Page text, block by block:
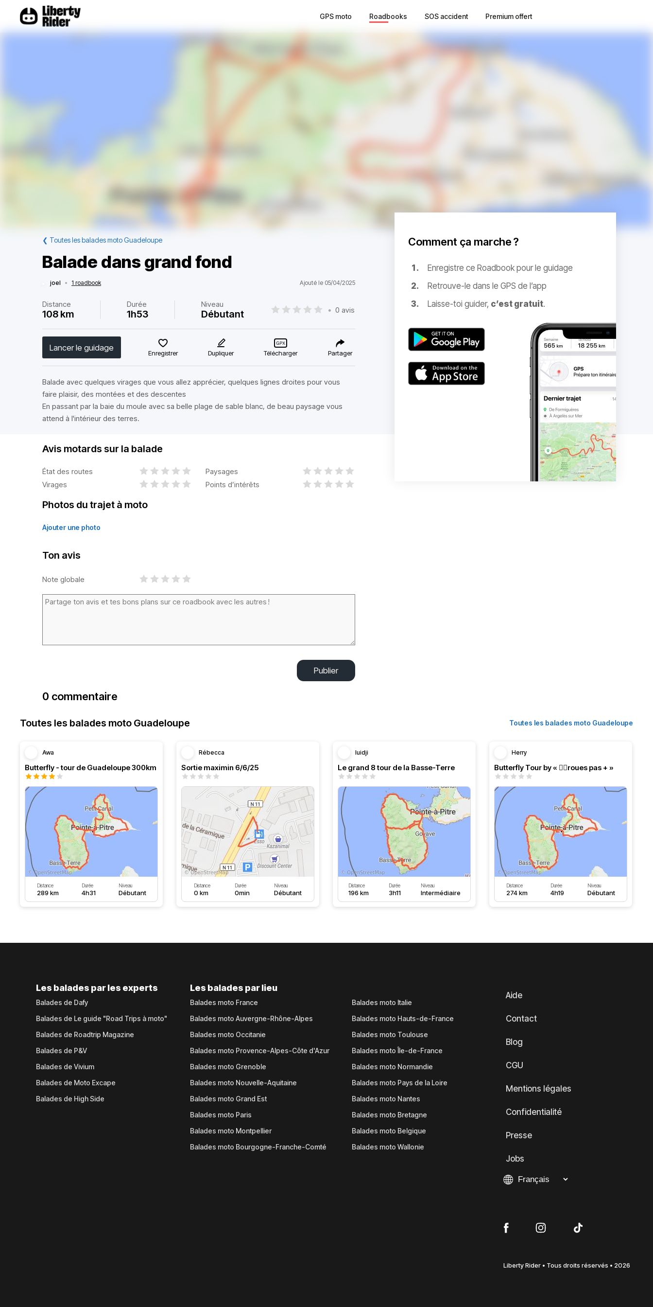
GPS moto Roadbooks SOS accident Premium offert
❮ Toutes les balades moto Guadeloupe
Balade dans grand fond
joel • 1 roadbook Ajouté le 05/04/2025
Distance
108 km
Durée
1h53
Niveau
Débutant • 0 avis
Lancer le guidage
Enregistrer Dupliquer Télécharger Partager
Balade avec quelques virages que vous allez apprécier, quelques lignes droites pour vous
faire plaisir, des montées et des descentes
En passant par la baie du moule avec sa belle plage de sable blanc, de beau paysage vous
attend à l'intérieur des terres.
Comment ça marche ?
Enregistre ce Roadbook pour le guidage
Retrouve-le dans le GPS de l’app
Laisse-toi guider, c’est gratuit.
Avis motards sur la balade
État des routes
Paysages
Virages
Points d’intérêts
Photos du trajet à moto
Ajouter une photo
Ton avis
Note globale
Publier
0 commentaire
Toutes les balades moto Guadeloupe Toutes les balades moto Guadeloupe
Awa
Butterfly - tour de Guadeloupe 300km
Distance
289 km
Durée
4h31
Niveau
Débutant
Rébecca
Sortie maximin 6/6/25
Distance
0 km
Durée
0min
Niveau
Débutant
luidji
Le grand 8 tour de la Basse-Terre
Distance
196 km
Durée
3h11
Niveau
Intermédiaire
Herry
Butterfly Tour by « ✌🏾roues pas + »
Distance
274 km
Durée
4h19
Niveau
Débutant
Les balades par les experts
Balades de Dafy
Balades de Le guide "Road Trips à moto"
Balades de Roadtrip Magazine
Balades de P&V
Balades de Vivium
Balades de Moto Excape
Balades de High Side
Les balades par lieu
Balades moto France
Balades moto Auvergne-Rhône-Alpes
Balades moto Occitanie
Balades moto Provence-Alpes-Côte d'Azur
Balades moto Grenoble
Balades moto Nouvelle-Aquitaine
Balades moto Grand Est
Balades moto Paris
Balades moto Montpellier
Balades moto Bourgogne-Franche-Comté
Balades moto Italie
Balades moto Hauts-de-France
Balades moto Toulouse
Balades moto Île-de-France
Balades moto Normandie
Balades moto Pays de la Loire
Balades moto Nantes
Balades moto Bretagne
Balades moto Belgique
Balades moto Wallonie
Aide
Contact
Blog
CGU
Mentions légales
Confidentialité
Presse
Jobs
Liberty Rider • Tous droits réservés • 2026